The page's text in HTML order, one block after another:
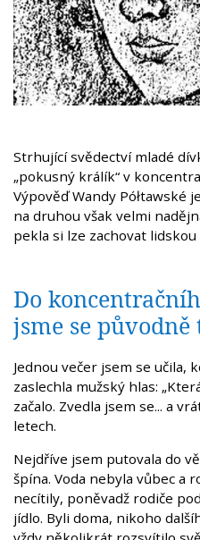
Strhující svědectví mladé
„pokusný králík“ v
Výpověď Wandy Półtawské
na druhou však velmi
pekla si lze zachovat
Do
jsme se původně
Jednou večer jsem se učila,
zaslechla mužský hlas:
začalo. Zvedla jsem se... a
letech.
Nejdříve jsem putovala do
špína. Voda nebyla vůbec a
necítily, poněvadž rodiče
jídlo. Byli doma, nikoho